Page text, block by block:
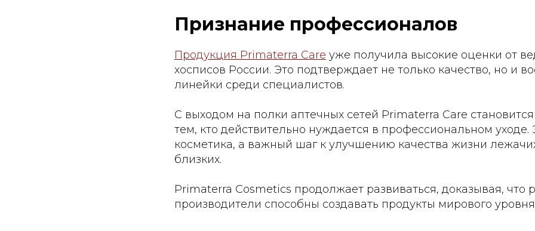
Признание профессионалов
Продукция Primaterra Care уже получила высокие оценки от
хосписов России. Это подтверждает не только качество, но и
линейки среди специалистов.
С выходом на полки аптечных сетей Primaterra Care
тем, кто действительно нуждается в профессиональном уходе.
косметика, а важный шаг к улучшению качества жизни
близких.
Primaterra Cosmetics продолжает развиваться, доказывая, что
производители способны создавать продукты мирового